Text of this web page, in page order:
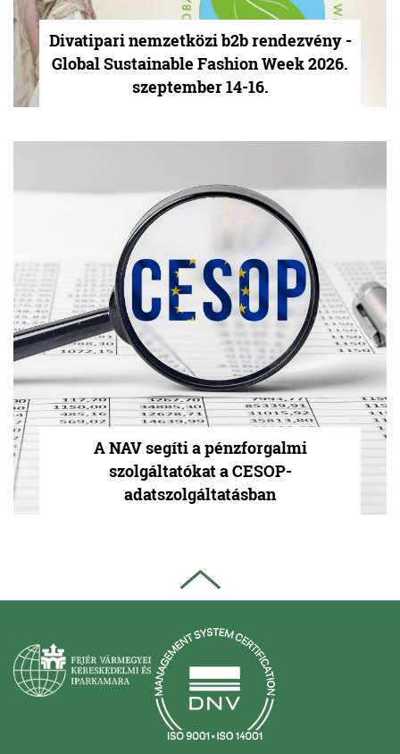
Divatipari nemzetközi b2b rendezvény -
Global Sustainable Fashion Week 2026.
szeptember 14-16.
A NAV segíti a pénzforgalmi
szolgáltatókat a CESOP-
adatszolgáltatásban